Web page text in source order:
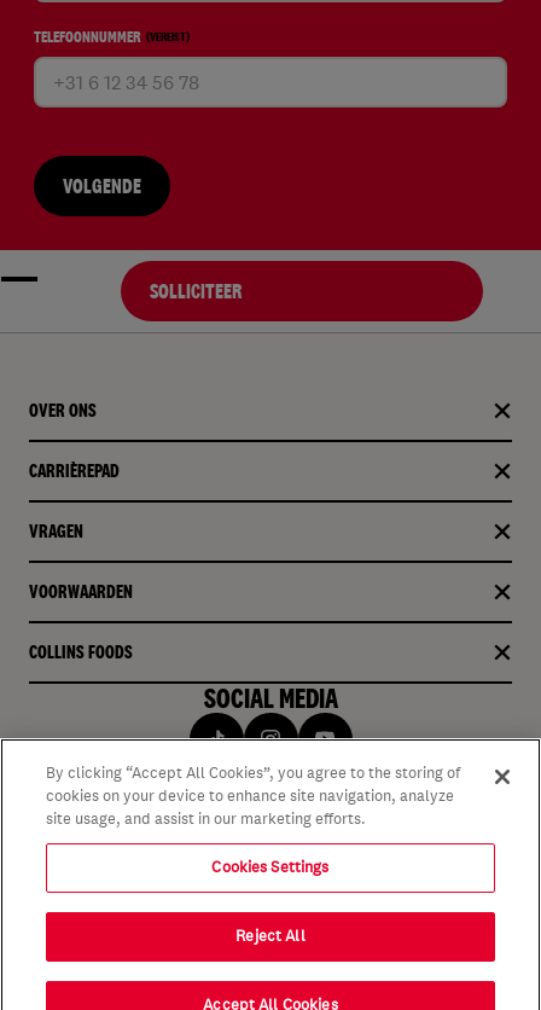
TELEFOONNUMMER (VEREIST)
VOLGENDE
SOLLICITEER
OVER ONS
CARRIÈREPAD
VRAGEN
VOORWAARDEN
COLLINS FOODS
SOCIAL MEDIA
By clicking “Accept All Cookies”, you agree to the storing of
cookies on your device to enhance site navigation, analyze
site usage, and assist in our marketing efforts.
Cookies Settings
Reject All
Accept All Cookies